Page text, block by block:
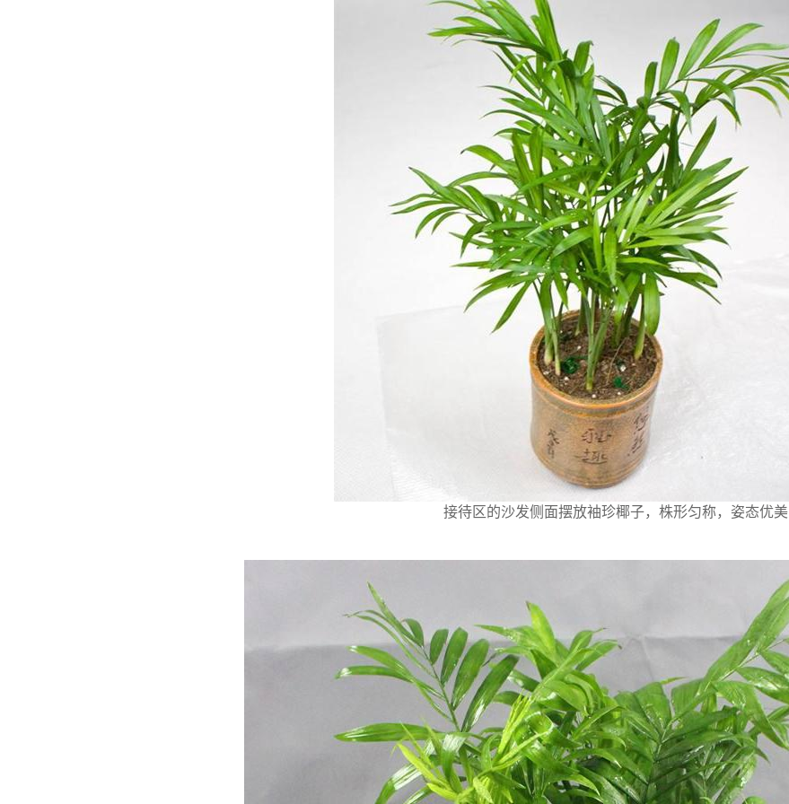
接待区的沙发侧面摆放袖珍椰子，株形匀称，姿态优美